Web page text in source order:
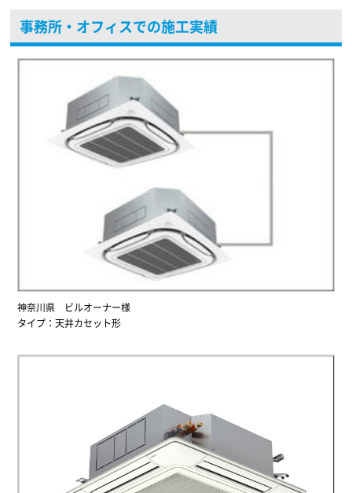
事務所・オフィスでの施工実績
神奈川県 ビルオーナー様
タイプ：天井カセット形